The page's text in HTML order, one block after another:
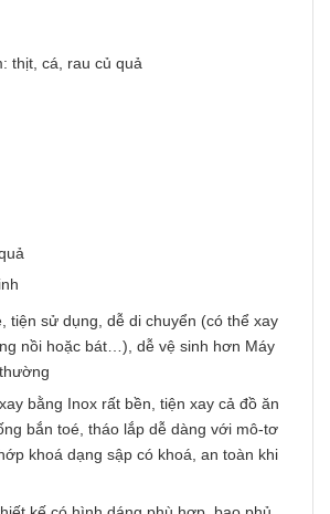
thịt, cá, rau củ quả
tiện sử dụng, dễ di chuyển (có thể xay
nồi hoặc bát…), dễ vệ sinh hơn Máy
bằng Inox rất bền, tiện xay cả đồ ăn
bắn toé, tháo lắp dễ dàng với mô-tơ
khoá dạng sập có khoá, an toàn khi